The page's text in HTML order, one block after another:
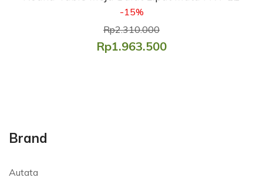
Brand
Autata
-15%
Rp2.310.000
Rp1.963.500